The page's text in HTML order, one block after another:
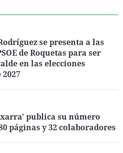
se presenta a las
de Roquetas para ser
en las elecciones
publica su número
páginas y 32 colaboradores